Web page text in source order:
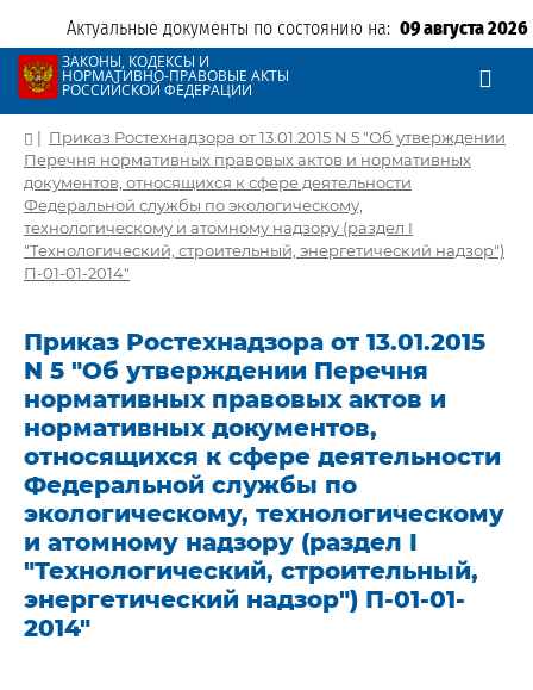
Актуальные документы по состоянию на: 09 августа 2026
ЗАКОНЫ, КОДЕКСЫ И
НОРМАТИВНО-ПРАВОВЫЕ АКТЫ
РОССИЙСКОЙ ФЕДЕРАЦИИ
| Приказ Ростехнадзора от 13.01.2015 N 5 "Об утверждении
Перечня нормативных правовых актов и нормативных
документов, относящихся к сфере деятельности
Федеральной службы по экологическому,
технологическому и атомному надзору (раздел I
"Технологический, строительный, энергетический надзор")
П-01-01-2014"
Приказ Ростехнадзора от 13.01.2015
N 5 "Об утверждении Перечня
нормативных правовых актов и
нормативных документов,
относящихся к сфере деятельности
Федеральной службы по
экологическому, технологическому
и атомному надзору (раздел I
"Технологический, строительный,
энергетический надзор") П-01-01-
2014"